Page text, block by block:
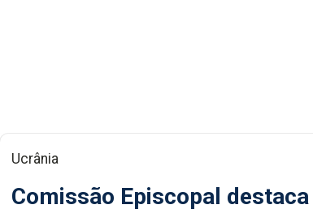
Ucrânia
Comissão Episcopal